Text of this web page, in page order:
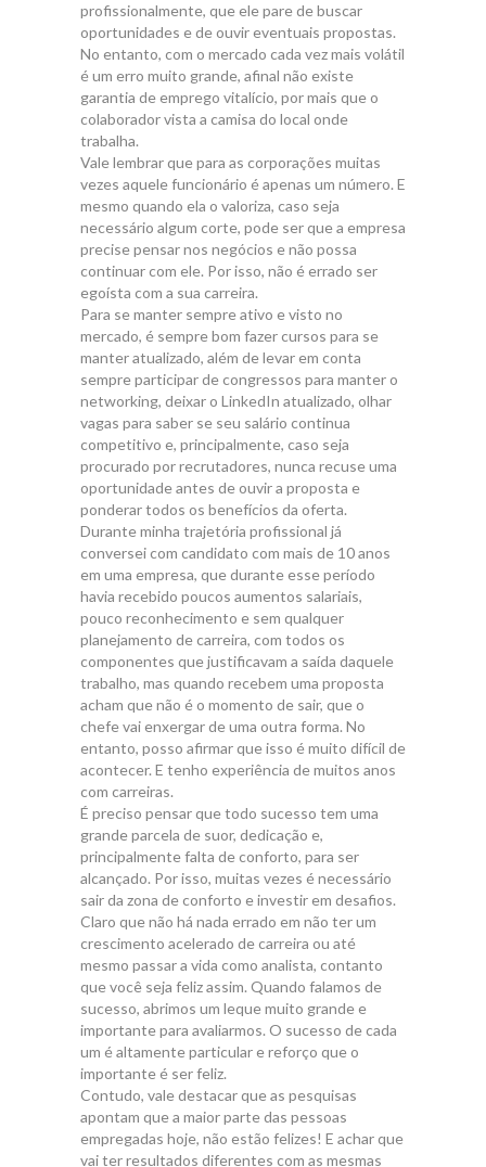
profissionalmente, que ele pare de buscar
oportunidades e de ouvir eventuais propostas.
No entanto, com o mercado cada vez mais volátil
é um erro muito grande, afinal não existe
garantia de emprego vitalício, por mais que o
colaborador vista a camisa do local onde
trabalha.
Vale lembrar que para as corporações muitas
vezes aquele funcionário é apenas um número. E
mesmo quando ela o valoriza, caso seja
necessário algum corte, pode ser que a empresa
precise pensar nos negócios e não possa
continuar com ele. Por isso, não é errado ser
egoísta com a sua carreira.
Para se manter sempre ativo e visto no
mercado, é sempre bom fazer cursos para se
manter atualizado, além de levar em conta
sempre participar de congressos para manter o
networking, deixar o LinkedIn atualizado, olhar
vagas para saber se seu salário continua
competitivo e, principalmente, caso seja
procurado por recrutadores, nunca recuse uma
oportunidade antes de ouvir a proposta e
ponderar todos os benefícios da oferta.
Durante minha trajetória profissional já
conversei com candidato com mais de 10 anos
em uma empresa, que durante esse período
havia recebido poucos aumentos salariais,
pouco reconhecimento e sem qualquer
planejamento de carreira, com todos os
componentes que justificavam a saída daquele
trabalho, mas quando recebem uma proposta
acham que não é o momento de sair, que o
chefe vai enxergar de uma outra forma. No
entanto, posso afirmar que isso é muito difícil de
acontecer. E tenho experiência de muitos anos
com carreiras.
É preciso pensar que todo sucesso tem uma
grande parcela de suor, dedicação e,
principalmente falta de conforto, para ser
alcançado. Por isso, muitas vezes é necessário
sair da zona de conforto e investir em desafios.
Claro que não há nada errado em não ter um
crescimento acelerado de carreira ou até
mesmo passar a vida como analista, contanto
que você seja feliz assim. Quando falamos de
sucesso, abrimos um leque muito grande e
importante para avaliarmos. O sucesso de cada
um é altamente particular e reforço que o
importante é ser feliz.
Contudo, vale destacar que as pesquisas
apontam que a maior parte das pessoas
empregadas hoje, não estão felizes! E achar que
vai ter resultados diferentes com as mesmas